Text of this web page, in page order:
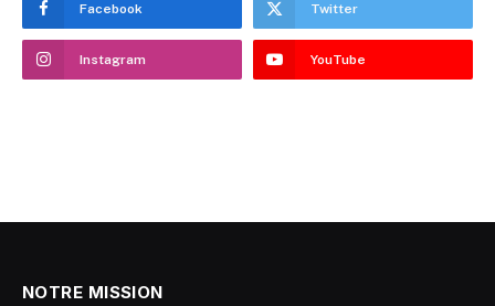
Facebook Twitter
Instagram YouTube
NOTRE MISSION